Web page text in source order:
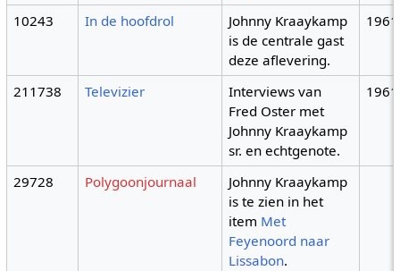
10243 In de hoofdrol
Johnny Kraaykamp
is de centrale gast
deze aflevering.
1961
211738 Televizier
Interviews van
Fred Oster met
Johnny Kraaykamp
sr. en echtgenote.
1961
29728 Polygoonjournaal
Johnny Kraaykamp
is te zien in het
item Met
Feyenoord naar
Lissabon.